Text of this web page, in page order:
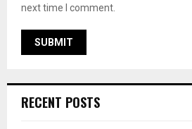
next time I comment.
RECENT POSTS